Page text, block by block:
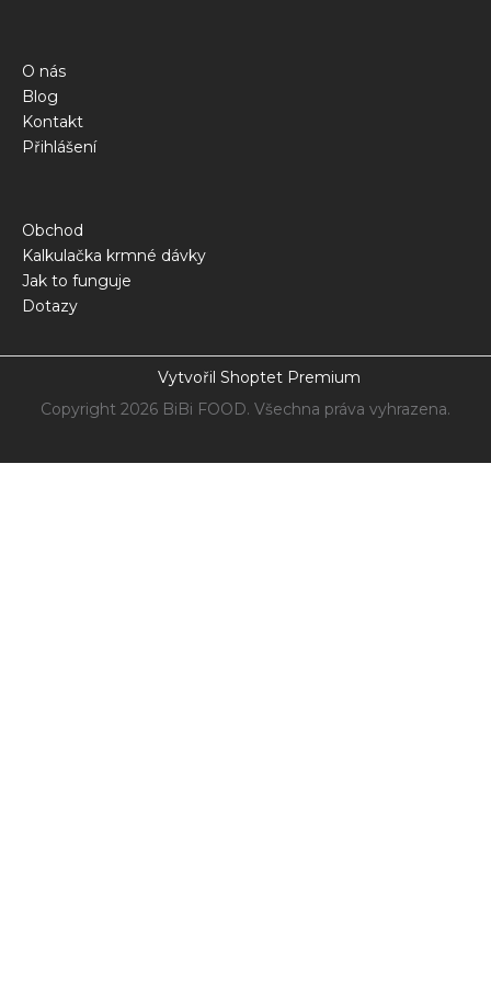
O nás
Blog
Kontakt
Přihlášení
Obchod
Kalkulačka krmné dávky
Jak to funguje
Dotazy
Vytvořil Shoptet Premium
Copyright 2026 BiBi FOOD. Všechna práva vyhrazena.